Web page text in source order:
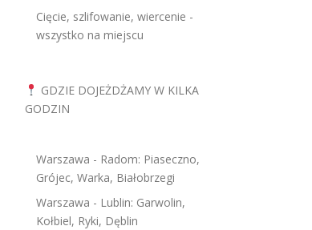
Cięcie, szlifowanie, wiercenie -
wszystko na miejscu
GDZIE DOJEŻDŻAMY W KILKA
GODZIN
Warszawa - Radom: Piaseczno,
Grójec, Warka, Białobrzegi
Warszawa - Lublin: Garwolin,
Kołbiel, Ryki, Dęblin